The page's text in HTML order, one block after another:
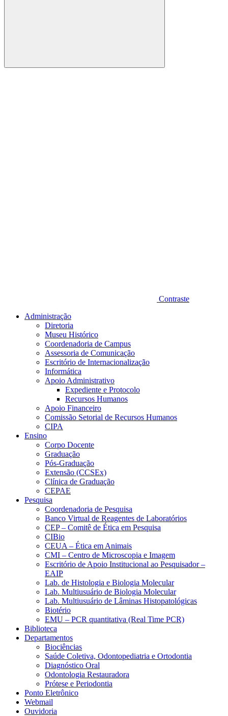
Buscar
Contraste
Administração
Diretoria
Museu Histórico
Coordenadoria de Campus
Assessoria de Comunicação
Escritório de Internacionalização
Informática
Apoio Administrativo
Expediente e Protocolo
Recursos Humanos
Apoio Financeiro
Comissão Setorial de Recursos Humanos
CIPA
Ensino
Corpo Docente
Graduação
Pós-Graduação
Extensão (CCSEx)
Clínica de Graduação
CEPAE
Pesquisa
Coordenadoria de Pesquisa
Banco Virtual de Reagentes de Laboratórios
CEP – Comitê de Ética em Pesquisa
CIBio
CEUA – Ética em Animais
CMI – Centro de Microscopia e Imagem
Escritório de Apoio Institucional ao Pesquisador –
EAIP
Lab. de Histologia e Biologia Molecular
Lab. Multiusuário de Biologia Molecular
Lab. Multiusuário de Lâminas Histopatológicas
Biotério
EMU – PCR quantitativa (Real Time PCR)
Biblioteca
Departamentos
Biociências
Saúde Coletiva, Odontopediatria e Ortodontia
Diagnóstico Oral
Odontologia Restauradora
Prótese e Periodontia
Ponto Eletrônico
Webmail
Ouvidoria